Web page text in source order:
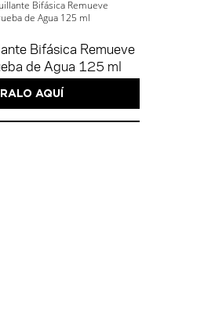
Bifásica Remueve
de Agua 125 ml
AQUÍ